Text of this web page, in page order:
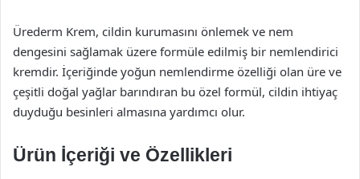
Ürederm Krem, cildin kurumasını önlemek ve nem
dengesini sağlamak üzere formüle edilmiş bir nemlendirici
kremdir. İçeriğinde yoğun nemlendirme özelliği olan üre ve
çeşitli doğal yağlar barındıran bu özel formül, cildin ihtiyaç
duyduğu besinleri almasına yardımcı olur.
Ürün İçeriği ve Özellikleri